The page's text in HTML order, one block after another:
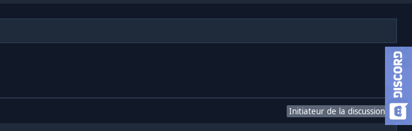
Initiateur de la discussion